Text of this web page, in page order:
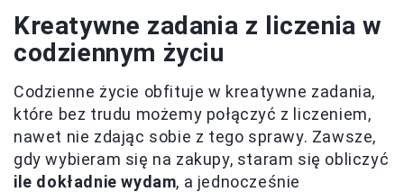
Kreatywne zadania z liczenia w
codziennym życiu
Codzienne życie obfituje w kreatywne zadania,
które bez trudu możemy połączyć z liczeniem,
nawet nie zdając sobie z tego sprawy. Zawsze,
gdy wybieram się na zakupy, staram się obliczyć
ile dokładnie wydam, a jednocześnie